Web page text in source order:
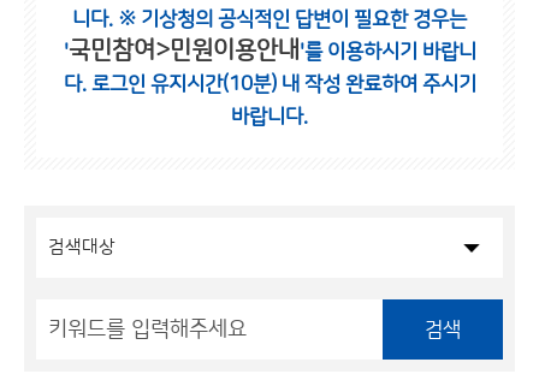
니다. ※ 기상청의 공식적인 답변이 필요한 경우는
'국민참여>민원이용안내 '를 이용하시기 바랍니
다. 로그인 유지시간(10분) 내 작성 완료하여 주시기
바랍니다.
검색